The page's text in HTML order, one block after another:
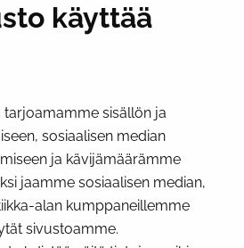
käyttää
sisällön ja
sosiaalisen median
ja kävijämäärämme
jaamme sosiaalisen median,
alan kumppaneillemme
sivustoamme.
evästeasetukseni
MEDIA
Facebook InstagramYouTube